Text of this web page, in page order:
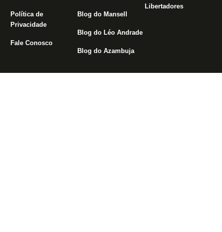
Política de
Privacidade
Fale Conosco
Blog do Mansell
Blog do Léo Andrade
Blog do Azambuja
Libertadores